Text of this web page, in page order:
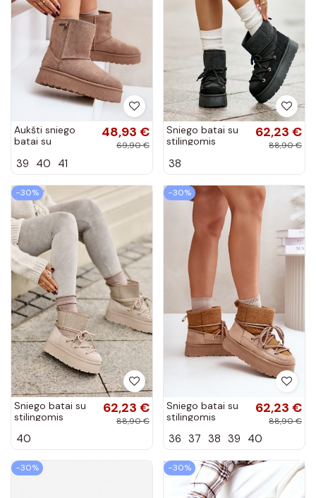
Aukšti sniego
batai su
Star OO274A097
48,93 €
69,90 €
39 40 41
Sniego batai su
stilingomis
platforma juodos
62,23 €
88,90 €
38
−30%
Sniego batai su
stilingomis
platforma smėlio
62,23 €
88,90 €
40
−30%
Sniego batai su
stilingomis
platforma rudos
62,23 €
88,90 €
36 37 38 39 40
−30% −30%